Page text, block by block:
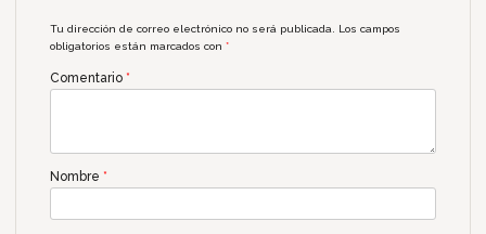
Tu dirección de correo electrónico no será publicada. Los campos
obligatorios están marcados con*
Comentario *
Nombre *